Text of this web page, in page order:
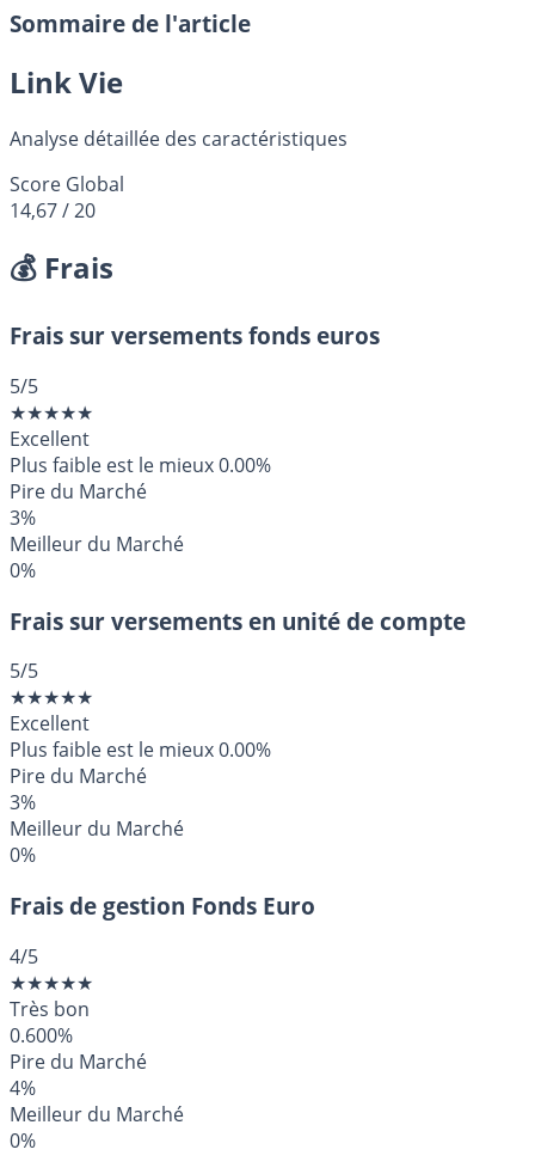
Sommaire de l'article
Link Vie
Analyse détaillée des caractéristiques
Score Global
14,67/ 20
💰 Frais
Frais sur versements fonds euros
5/5
★★★★★
Excellent
Plus faible est le mieux0.00%
Pire du Marché
3%
Meilleur du Marché
0%
Frais sur versements en unité de compte
5/5
★★★★★
Excellent
Plus faible est le mieux0.00%
Pire du Marché
3%
Meilleur du Marché
0%
Frais de gestion Fonds Euro
4/5
★★★★★
Très bon
0.600%
Pire du Marché
4%
Meilleur du Marché
0%